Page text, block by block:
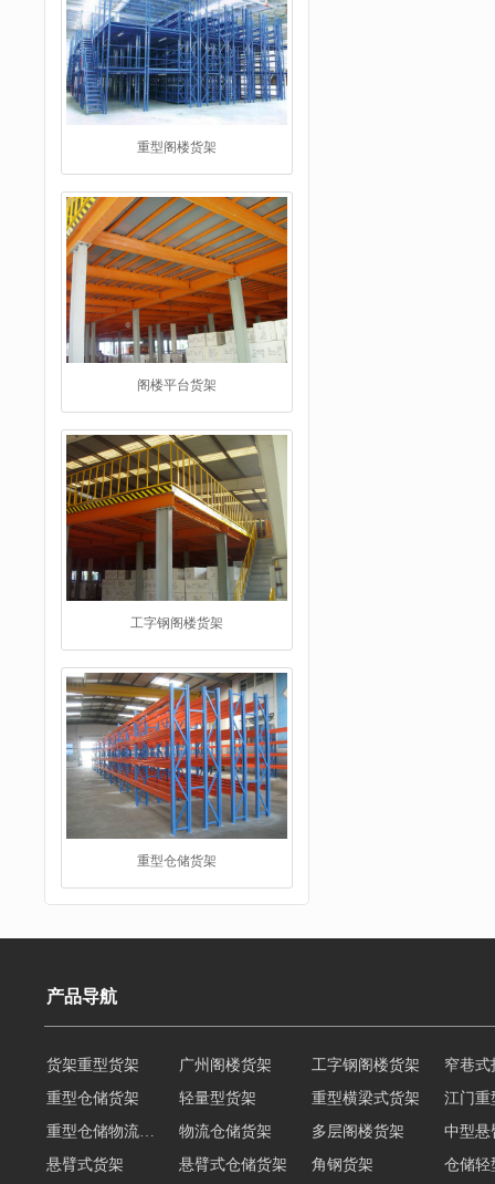
阁楼平台货架
工字钢阁楼货架
重型仓储货架
仓储货架
阁楼货架
产品导航
重型仓储货架
轻量型货架 重型横梁式货架
江门
物流仓储货架 多层阁楼货架
中型悬
悬臂式货架
悬臂式仓储货架 角钢货架
仓储
轻型货架
轻型仓储货架 移动式货架 横梁